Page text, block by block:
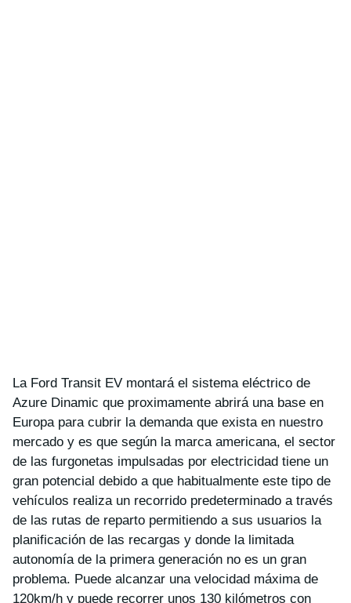
La Ford Transit EV montará el sistema eléctrico de
Azure Dinamic que proximamente abrirá una base en
Europa para cubrir la demanda que exista en nuestro
mercado y es que según la marca americana, el sector
de las furgonetas impulsadas por electricidad tiene un
gran potencial debido a que habitualmente este tipo de
vehículos realiza un recorrido predeterminado a través
de las rutas de reparto permitiendo a sus usuarios la
planificación de las recargas y donde la limitada
autonomía de la primera generación no es un gran
problema. Puede alcanzar una velocidad máxima de
120km/h y puede recorrer unos 130 kilómetros con